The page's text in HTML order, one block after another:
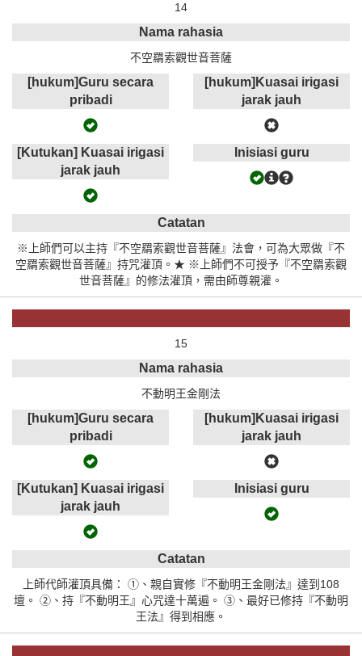
14
Nama rahasia
不空羂索觀世音菩薩
[hukum]Guru secara
pribadi
[hukum]Kuasai irigasi
jarak jauh
[Kutukan] Kuasai irigasi
jarak jauh
Inisiasi guru
Catatan
※上師們可以主持『不空羂索觀世音菩薩』法會，可為大眾做『不
空羂索觀世音菩薩』持咒灌頂。★ ※上師們不可授予『不空羂索觀
世音菩薩』的修法灌頂，需由師尊親灌。
15
Nama rahasia
不動明王金剛法
[hukum]Guru secara
pribadi
[hukum]Kuasai irigasi
jarak jauh
[Kutukan] Kuasai irigasi
jarak jauh
Inisiasi guru
Catatan
上師代師灌頂具備： ①、親自實修『不動明王金剛法』達到108
壇。 ②、持『不動明王』心咒達十萬遍。 ③、最好已修持『不動明
王法』得到相應。